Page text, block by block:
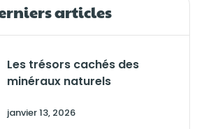
articles
Les trésors cachés des
minéraux naturels
janvier 13, 2026